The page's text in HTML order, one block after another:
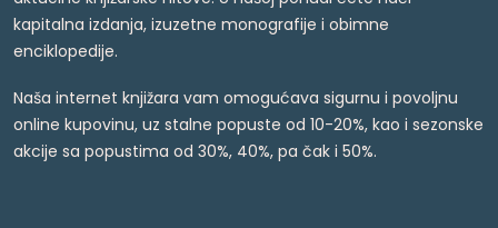
kapitalna izdanja, izuzetne monografije i obimne
enciklopedije.
Naša internet knjižara vam omogućava sigurnu i povoljnu
online kupovinu, uz stalne popuste od 10-20%, kao i sezonske
akcije sa popustima od 30%, 40%, pa čak i 50%.